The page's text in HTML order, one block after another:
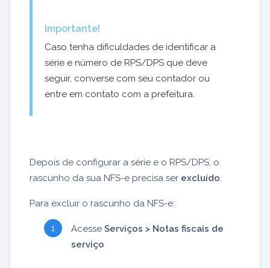
Importante!
Caso tenha dificuldades de identificar a
série e número de RPS/DPS que deve
seguir, converse com seu contador ou
entre em contato com a prefeitura.
Depois de configurar a série e o RPS/DPS, o
rascunho da sua NFS-e precisa ser excluído.
Para excluir o rascunho da NFS-e:
Acesse Serviços > Notas fiscais de
serviço